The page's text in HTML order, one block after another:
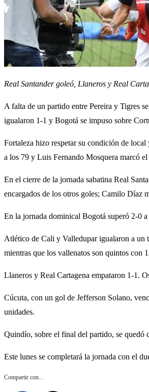
Real Santander goleó, Llaneros y Real
A falta de un partido entre Pereira y Tigres
igualaron 1-1 y Bogotá se impuso sobre
Fortaleza hizo respetar su condición de
a los 79 y Luis Fernando Mosquera marcó
En el cierre de la jornada sabatina Real
encargados de los otros goles; Camilo Díaz
En la jornada dominical Bogotá superó 2-0
Atlético de Cali y Valledupar igualaron a un
mientras que los vallenatos son quintos con
Llaneros y Real Cartagena empataron 1-1.
Cúcuta, con un gol de Jefferson Solano,
unidades.
Quindío, sobre el final del partido, se quedó
Este lunes se completará la jornada con el
Compartir con...